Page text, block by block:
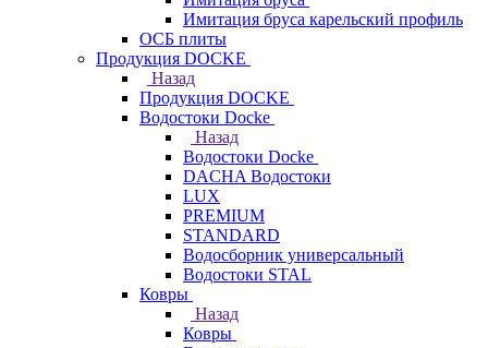
Имитация бруса карельский профиль
ОСБ плиты
Продукция DOCKE
Назад
Продукция DOCKE
Водостоки Docke
Назад
Водостоки Docke
DACHA Водостоки
LUX
PREMIUM
STANDARD
Водосборник универсальный
Водостоки STAL
Ковры
Назад
Ковры